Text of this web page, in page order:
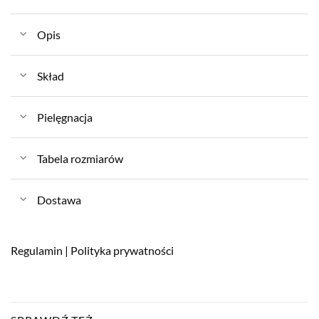
Opis
Skład
Pielęgnacja
Tabela rozmiarów
Dostawa
Regulamin | Polityka prywatności